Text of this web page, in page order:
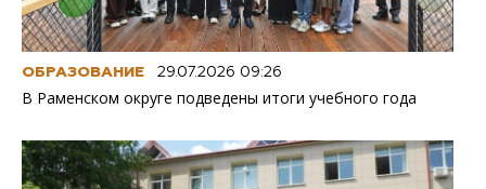
ОБРАЗОВАНИЕ 29.07.2026 09:26
В Раменском округе подведены итоги учебного года